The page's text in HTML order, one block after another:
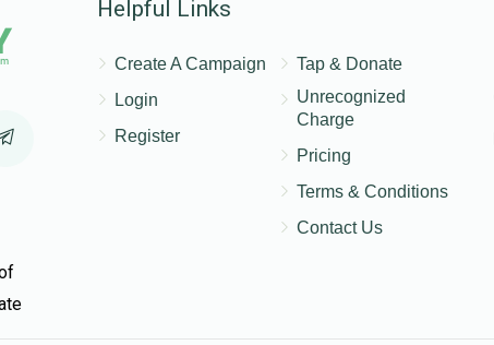
Helpful Links
Create A Campaign
Login
Register
Tap & Donate
Unrecognized
Charge
Pricing
Terms & Conditions
Contact Us